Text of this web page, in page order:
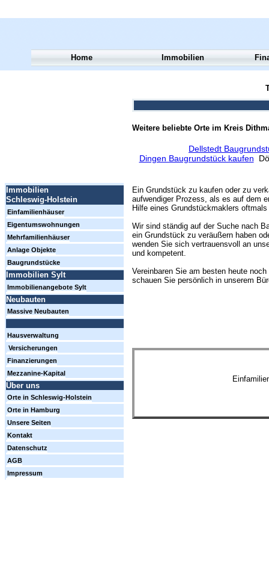
Weitere beliebte Orte im Kreis
Dellstedt
Dingen Baugrundstück kaufen
Ein Grundstück zu kaufen oder zu
aufwendiger Prozess, als es auf dem
Hilfe eines Grundstückmaklers
Wir sind ständig auf der Suche nach
ein Grundstück zu veräußern haben
wenden Sie sich vertrauensvoll an
und kompetent.
Vereinbaren Sie am besten heute
schauen Sie persönlich in unserem
Home Immobilien
Immobilien
Schleswig-Holstein
Einfamilienhäuser
Eigentumswohnungen
Mehrfamilienhäuser
Anlage Objekte
Baugrundstücke
Immobilien Sylt
Immobilienangebote Sylt
Neubauten
Massive Neubauten
Hausverwaltung
Versicherungen
Finanzierungen
Mezzanine-Kapital
Über uns
Orte in Schleswig-Holstein
Orte in Hamburg
Unsere Seiten
Kontakt
Datenschutz
AGB
Impressum